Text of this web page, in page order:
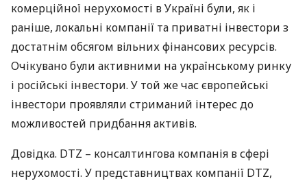
комерційної нерухомості в Україні були, як і
раніше, локальні компанії та приватні інвестори з
достатнім обсягом вільних фінансових ресурсів.
Очікувано були активними на українському ринку
і російські інвестори. У той же час європейські
інвестори проявляли стриманий інтерес до
можливостей придбання активів.
Довідка. DTZ – консалтингова компанія в сфері
нерухомості. У представництвах компанії DTZ,